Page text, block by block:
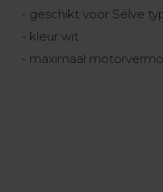
- geschikt voor Selve
- kleur wit
- maximaal